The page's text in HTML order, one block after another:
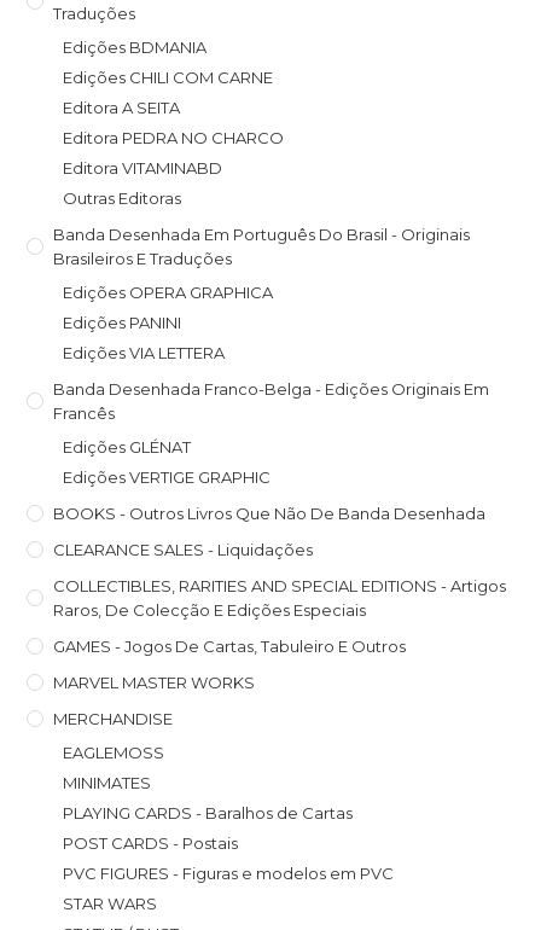
Traduções
Edições BDMANIA
Edições CHILI COM CARNE
Editora A SEITA
Editora PEDRA NO CHARCO
Editora VITAMINABD
Outras Editoras
Banda Desenhada Em Português Do Brasil - Originais
Brasileiros E Traduções
Edições OPERA GRAPHICA
Edições PANINI
Edições VIA LETTERA
Banda Desenhada Franco-Belga - Edições Originais Em
Francês
Edições GLÉNAT
Edições VERTIGE GRAPHIC
BOOKS - Outros Livros Que Não De Banda Desenhada
CLEARANCE SALES - Liquidações
COLLECTIBLES, RARITIES AND SPECIAL EDITIONS - Artigos
Raros, De Colecção E Edições Especiais
GAMES - Jogos De Cartas, Tabuleiro E Outros
MARVEL MASTER WORKS
MERCHANDISE
EAGLEMOSS
MINIMATES
PLAYING CARDS - Baralhos de Cartas
POST CARDS - Postais
PVC FIGURES - Figuras e modelos em PVC
STAR WARS